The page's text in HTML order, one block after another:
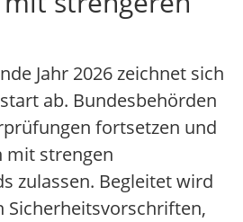
Jahr 2026 zeichnet sich
ab. Bundesbehörden
fortsetzen und
mit strengen
zulassen. Begleitet wird
Sicherheitsvorschriften,